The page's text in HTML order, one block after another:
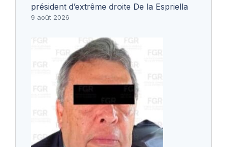
président d’extrême droite De la Espriella
9 août 2026